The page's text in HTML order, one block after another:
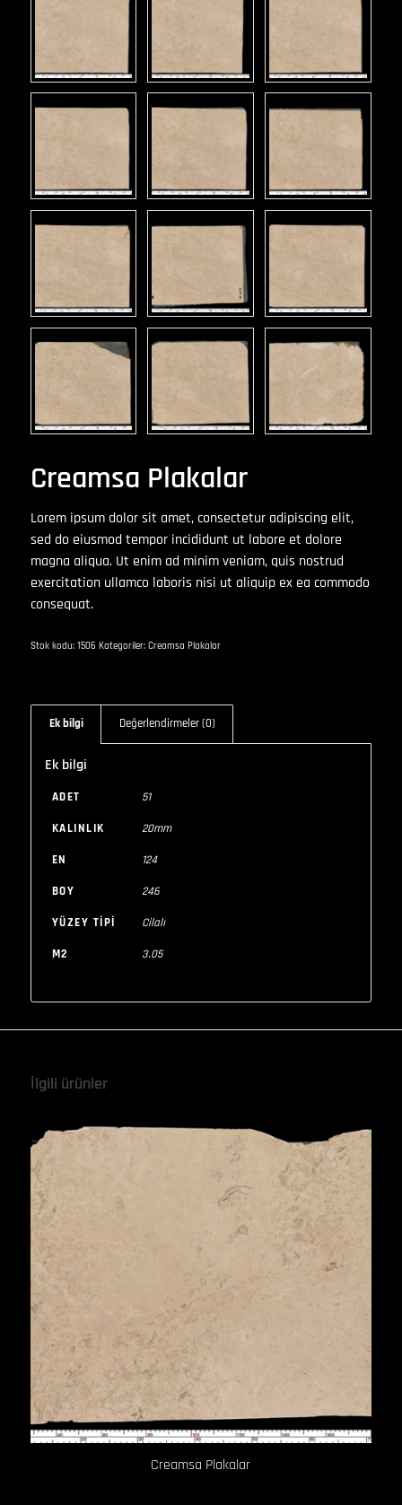
Creamsa Plakalar
Lorem ipsum dolor sit amet, consectetur adipiscing elit,
sed do eiusmod tempor incididunt ut labore et dolore
magna aliqua. Ut enim ad minim veniam, quis nostrud
exercitation ullamco laboris nisi ut aliquip ex ea commodo
consequat.
Stok kodu: 1506 Kategoriler: Creamsa Plakalar
Ek bilgi Değerlendirmeler (0)
Ek bilgi
ADET 51
KALINLIK 20mm
EN 124
BOY 246
YÜZEY TIPI Cilalı
M2 3.05
İlgili ürünler
Creamsa Plakalar